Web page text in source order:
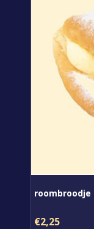
roombroodje
€2,25